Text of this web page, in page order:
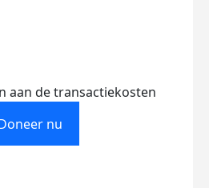
aan de transactiekosten
nu